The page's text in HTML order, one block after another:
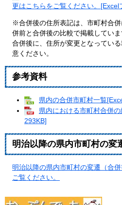
更はこちらをご覧ください。[Excel
※合併後の住所表記は、市町村合
併前と合併後の比較で掲載していま
合併後に、住所が変更となってい
意ください。
参考資料
県内の合併市町村一覧
県内における市町村合併
293KB]
明治以降の県内市町村の変
明治以降の県内市町村の変遷（合
ご覧ください。